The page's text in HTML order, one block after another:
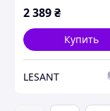
2 389₴
Купить
LESANT